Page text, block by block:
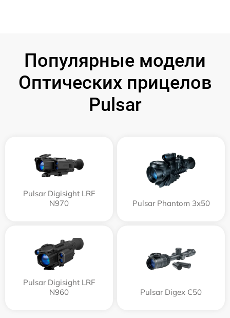
Популярные модели
Оптических прицелов
Pulsar
Pulsar Digisight LRF
N970
Pulsar Phantom 3x50
Pulsar Digisight LRF
N960
Pulsar Digex C50